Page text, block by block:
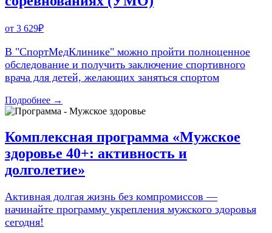
от 3 629₽
В "СпортМедКлинике" можно пройти полноценное
обследование и получить заключение спортивного
врача для детей, желающих заняться спортом
Подробнее →
Комплексная программа «Мужское
здоровье 40+: активность и
долголетие»
Активная долгая жизнь без компромиссов —
начинайте программу укрепления мужского здоровья
сегодня!